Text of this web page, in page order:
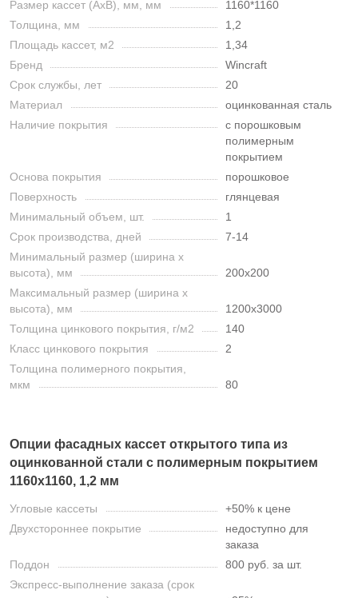
Размер кассет (AxB), мм, мм
1160*1160
Толщина, мм
1,2
Площадь кассет, м2
1,34
Бренд
Wincraft
Срок службы, лет
20
Материал
оцинкованная сталь
Наличие покрытия
с порошковым
полимерным
покрытием
Основа покрытия
порошковое
Поверхность
глянцевая
Минимальный объем, шт.
1
Срок производства, дней
7-14
Минимальный размер (ширина х
высота), мм
200х200
Максимальный размер (ширина х
высота), мм
1200х3000
Толщина цинкового покрытия, г/м2
140
Класс цинкового покрытия
2
Толщина полимерного покрытия,
мкм
80
Опции фасадных кассет открытого типа из
оцинкованной стали с полимерным покрытием
1160х1160, 1,2 мм
Угловые кассеты
+50% к цене
Двухстороннее покрытие
недоступно для
заказа
Поддон
800 руб. за шт.
Экспресс-выполнение заказа (срок